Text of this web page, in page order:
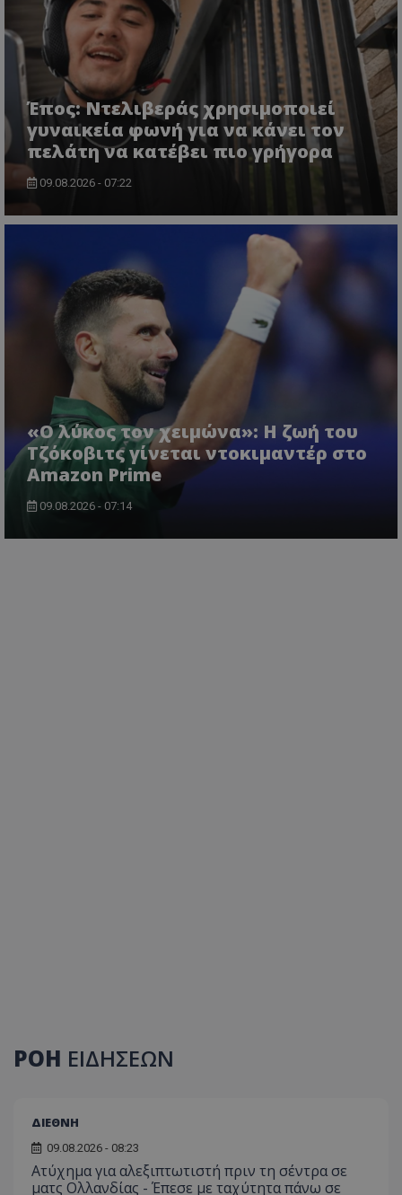
Έπος: Ντελιβεράς χρησιμοποιεί
γυναικεία φωνή για να κάνει τον
πελάτη να κατέβει πιο γρήγορα
09.08.2026 - 07:22
«Ο λύκος τον χειμώνα»: Η ζωή του
Τζόκοβιτς γίνεται ντοκιμαντέρ στο
Amazon Prime
09.08.2026 - 07:14
ΡΟΗ ΕΙΔΗΣΕΩΝ
ΔΙΕΘΝΗ
09.08.2026 - 08:23
Ατύχημα για αλεξιπτωτιστή πριν τη σέντρα σε
ματς Ολλανδίας - Έπεσε με ταχύτητα πάνω σε